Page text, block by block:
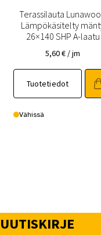
Terassilauta
Lämpökäsitelty
26×140 SHP A-laatu
5,60€ / jm
Tuotetiedot
Vähissä
UUTISKIRJE